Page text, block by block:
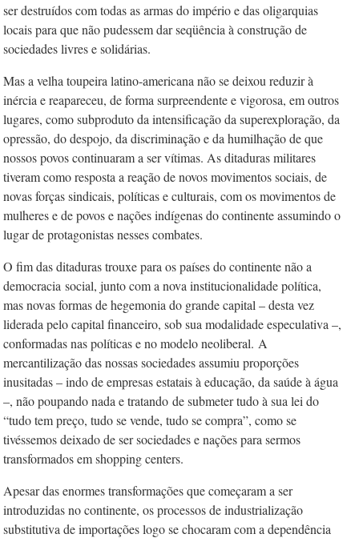
ser destruídos com todas as armas do império e das oligarquias
locais para que não pudessem dar seqüência à construção de
sociedades livres e solidárias.
Mas a velha toupeira latino-americana não se deixou reduzir à
inércia e reapareceu, de forma surpreendente e vigorosa, em outros
lugares, como subproduto da intensificação da superexploração, da
opressão, do despojo, da discriminação e da humilhação de que
nossos povos continuaram a ser vítimas. As ditaduras militares
tiveram como resposta a reação de novos movimentos sociais, de
novas forças sindicais, políticas e culturais, com os movimentos de
mulheres e de povos e nações indígenas do continente assumindo o
lugar de protagonistas nesses combates.
O fim das ditaduras trouxe para os países do continente não a
democracia social, junto com a nova institucionalidade política,
mas novas formas de hegemonia do grande capital – desta vez
liderada pelo capital financeiro, sob sua modalidade especulativa –,
conformadas nas políticas e no modelo neoliberal. A
mercantilização das nossas sociedades assumiu proporções
inusitadas – indo de empresas estatais à educação, da saúde à água
–, não poupando nada e tratando de submeter tudo à sua lei do
“tudo tem preço, tudo se vende, tudo se compra”, como se
tivéssemos deixado de ser sociedades e nações para sermos
transformados em shopping centers.
Apesar das enormes transformações que começaram a ser
introduzidas no continente, os processos de industrialização
substitutiva de importações logo se chocaram com a dependência